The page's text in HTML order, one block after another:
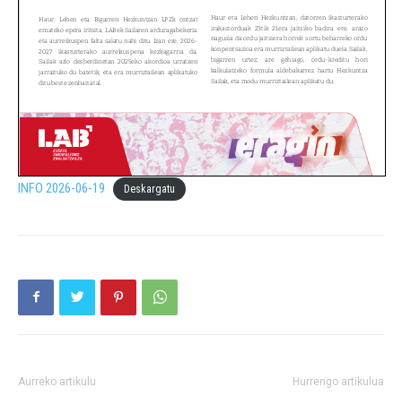
INFO 2026-06-19 Deskargatu
Aurreko artikulu Hurrengo artikulua